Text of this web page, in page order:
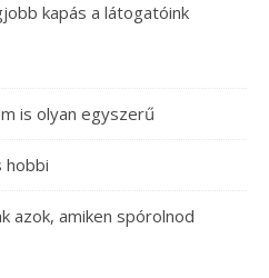
kapás a látogatóink
is olyan egyszerű
hobbi
azok, amiken spórolnod